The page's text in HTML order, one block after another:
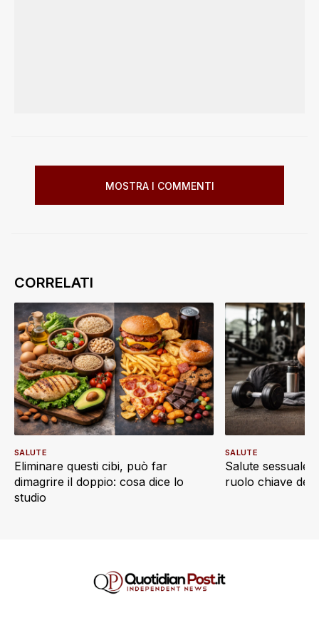
MOSTRA I COMMENTI
Eliminare questi cibi, può far
dimagrire il doppio: cosa dice lo
studio
SALUTE
Salute sessuale
ruolo chiave
SALUTE